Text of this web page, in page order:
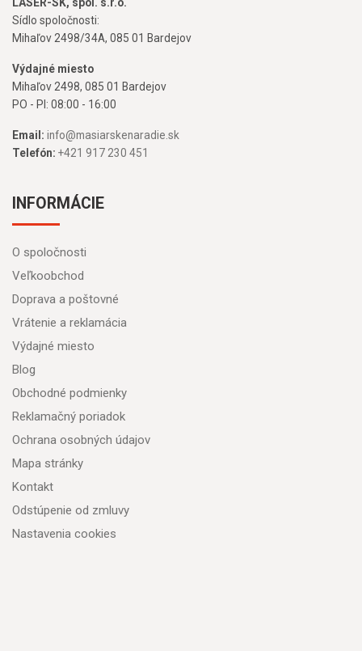
LASER-SK, spol. s.r.o.
Sídlo spoločnosti:
Mihaľov 2498/34A, 085 01 Bardejov
Výdajné miesto
Mihaľov 2498, 085 01 Bardejov
PO - PI: 08:00 - 16:00
Email: info@masiarskenaradie.sk
Telefón: +421 917 230 451
INFORMÁCIE
O spoločnosti
Veľkoobchod
Doprava a poštovné
Vrátenie a reklamácia
Výdajné miesto
Blog
Obchodné podmienky
Reklamačný poriadok
Ochrana osobných údajov
Mapa stránky
Kontakt
Odstúpenie od zmluvy
Nastavenia cookies